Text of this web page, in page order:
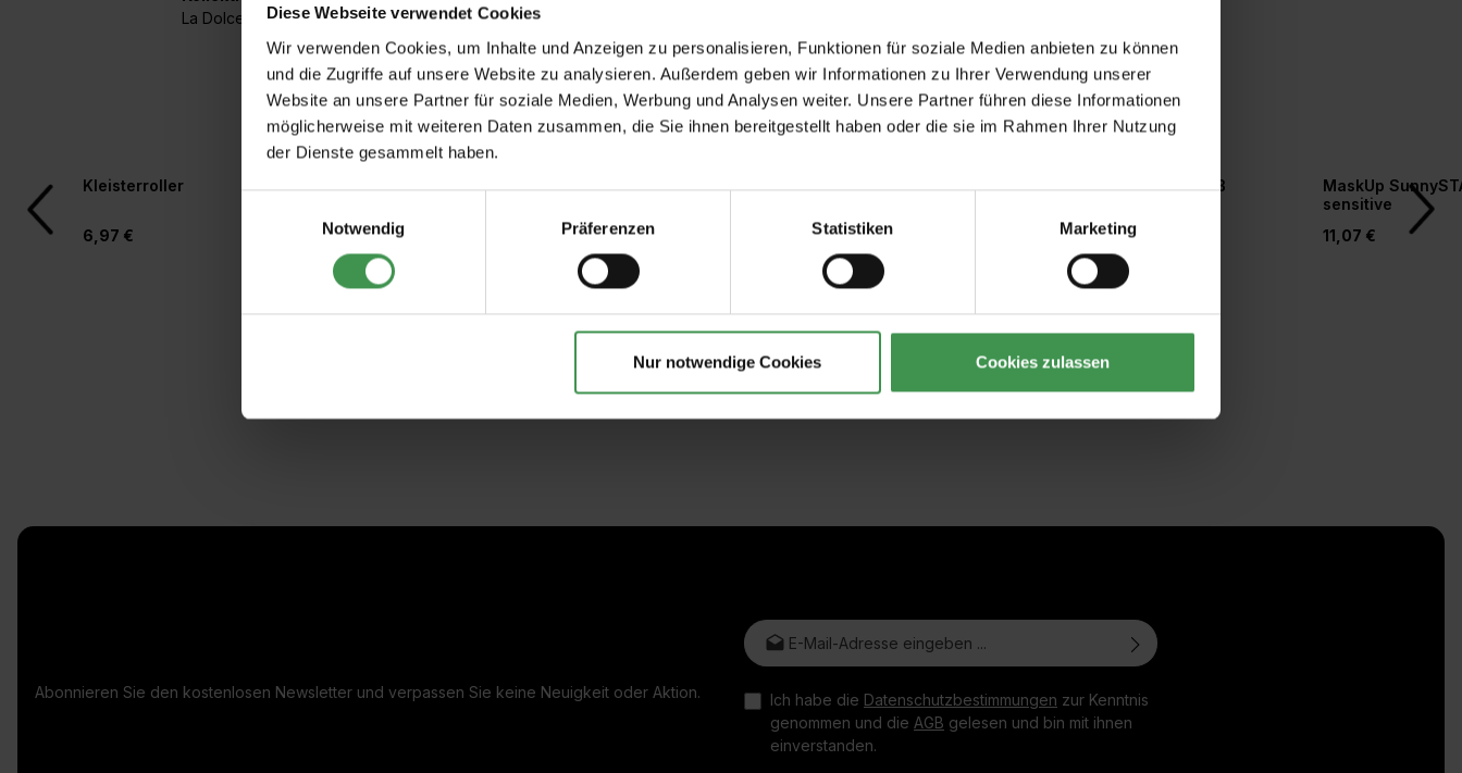
Diese Webseite verwendet Cookies
Wir verwenden Cookies, um Inhalte und Anzeigen zu personalisieren, Funktionen für soziale Medien anbieten zu können
und die Zugriffe auf unsere Website zu analysieren. Außerdem geben wir Informationen zu Ihrer Verwendung unserer
Website an unsere Partner für soziale Medien, Werbung und Analysen weiter. Unsere Partner führen diese Informationen
möglicherweise mit weiteren Daten zusammen, die Sie ihnen bereitgestellt haben oder die sie im Rahmen Ihrer Nutzung
der Dienste gesammelt haben.
Notwendig
Präferenzen Statistiken Marketing
Nur notwendige Cookies Cookies zulassen
La Dolce Vita
Empfohlenes Zubehör
Produktgalerie überspringen
Kleisterroller
6,97 €
Rollkleber für Vliestapeten
4,97 €
Tapetenkleister Clearpro -
19,00 €
Tapeten-Nahtroller
1,57 €
Tapetengrund weiß
20,77 €
MaskUp
sensitive
11,07 €
Abonnieren Sie den kostenlosen Newsletter und verpassen Sie keine Neuigkeit oder Aktion.
E-Mail-Adresse*
Ich habe die Datenschutzbestimmungen zur Kenntnis
genommen und die AGB gelesen und bin mit ihnen
einverstanden.